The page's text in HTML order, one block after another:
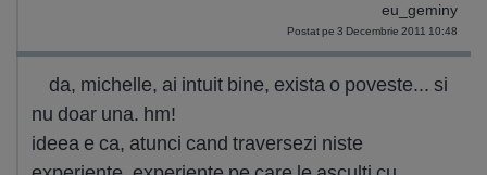
eu_geminy
Postat pe 3 Decembrie 2011 10:48
da, michelle, ai intuit bine, exista o poveste... si
nu doar una. hm!
ideea e ca, atunci cand traversezi niste